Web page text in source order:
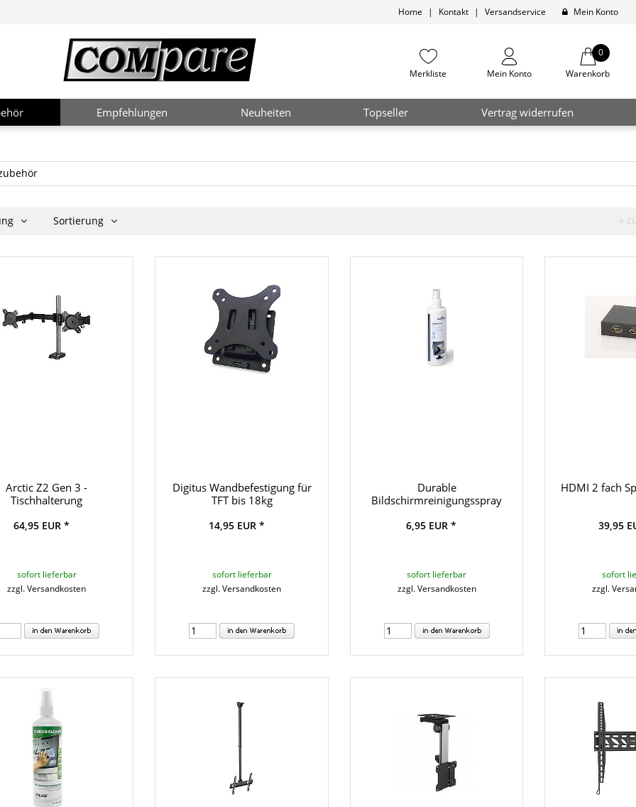
Home | Kontakt | Versandservice Mein Konto
Merkliste Mein Konto
0
Warenkorb
Empfehlungen Neuheiten Topseller Vertrag widerrufen
Sortierung «
Arctic Z2 Gen 3 -
Tischhalterung
64,95 EUR *
sofort lieferbar
zzgl. Versandkosten
Digitus Wandbefestigung für
TFT bis 18kg
14,95 EUR *
sofort lieferbar
zzgl. Versandkosten
Durable
Bildschirmreinigungsspray
6,95 EUR *
sofort lieferbar
zzgl. Versandkosten
HDMI 2 fach
39,95
sofort
zzgl.